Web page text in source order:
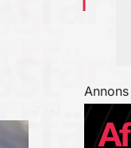
Annons